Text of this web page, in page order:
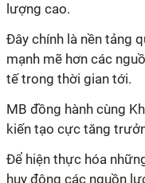
lượng cao.
Đây chính là nền tảng
mạnh mẽ hơn các
tế trong thời gian tới.
MB đồng hành cùng
kiến tạo cực tăng
Để hiện thực hóa
huy động các nguồn